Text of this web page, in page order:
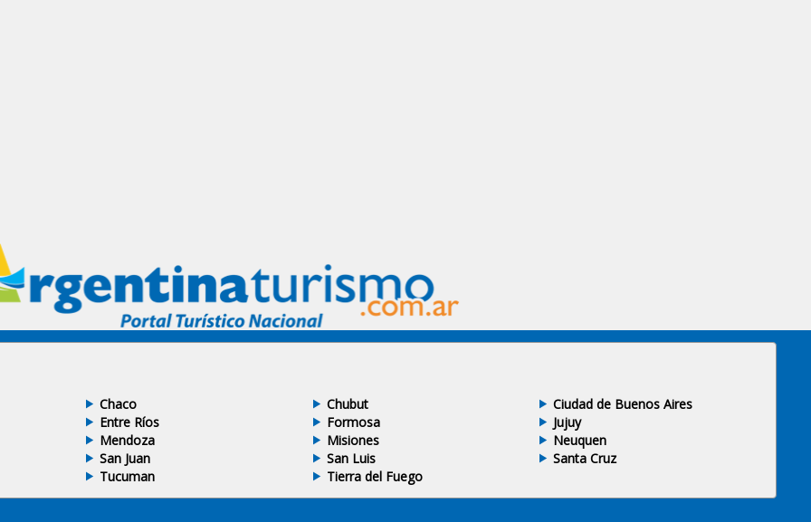
Chaco Chubut
Ciudad de Buenos Aires
Entre Ríos Formosa
Jujuy
Mendoza Misiones
Neuquen
San Juan San Luis
Santa Cruz
Tucuman Tierra del Fuego